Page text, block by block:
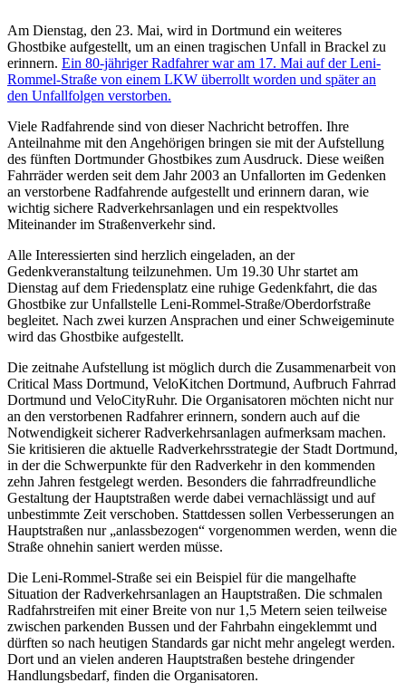
Am Dienstag, den 23. Mai, wird in Dortmund ein weiteres
Ghostbike aufgestellt, um an einen tragischen Unfall in Brackel zu
erinnern. Ein 80-jähriger Radfahrer war am 17. Mai auf der Leni-
Rommel-Straße von einem LKW überrollt worden und später an
den Unfallfolgen verstorben.
Viele Radfahrende sind von dieser Nachricht betroffen. Ihre
Anteilnahme mit den Angehörigen bringen sie mit der Aufstellung
des fünften Dortmunder Ghostbikes zum Ausdruck. Diese weißen
Fahrräder werden seit dem Jahr 2003 an Unfallorten im Gedenken
an verstorbene Radfahrende aufgestellt und erinnern daran, wie
wichtig sichere Radverkehrsanlagen und ein respektvolles
Miteinander im Straßenverkehr sind.
Alle Interessierten sind herzlich eingeladen, an der
Gedenkveranstaltung teilzunehmen. Um 19.30 Uhr startet am
Dienstag auf dem Friedensplatz eine ruhige Gedenkfahrt, die das
Ghostbike zur Unfallstelle Leni-Rommel-Straße/Oberdorfstraße
begleitet. Nach zwei kurzen Ansprachen und einer Schweigeminute
wird das Ghostbike aufgestellt.
Die zeitnahe Aufstellung ist möglich durch die Zusammenarbeit von
Critical Mass Dortmund, VeloKitchen Dortmund, Aufbruch Fahrrad
Dortmund und VeloCityRuhr. Die Organisatoren möchten nicht nur
an den verstorbenen Radfahrer erinnern, sondern auch auf die
Notwendigkeit sicherer Radverkehrsanlagen aufmerksam machen.
Sie kritisieren die aktuelle Radverkehrsstrategie der Stadt Dortmund,
in der die Schwerpunkte für den Radverkehr in den kommenden
zehn Jahren festgelegt werden. Besonders die fahrradfreundliche
Gestaltung der Hauptstraßen werde dabei vernachlässigt und auf
unbestimmte Zeit verschoben. Stattdessen sollen Verbesserungen an
Hauptstraßen nur „anlassbezogen“ vorgenommen werden, wenn die
Straße ohnehin saniert werden müsse.
Die Leni-Rommel-Straße sei ein Beispiel für die mangelhafte
Situation der Radverkehrsanlagen an Hauptstraßen. Die schmalen
Radfahrstreifen mit einer Breite von nur 1,5 Metern seien teilweise
zwischen parkenden Bussen und der Fahrbahn eingeklemmt und
dürften so nach heutigen Standards gar nicht mehr angelegt werden.
Dort und an vielen anderen Hauptstraßen bestehe dringender
Handlungsbedarf, finden die Organisatoren.